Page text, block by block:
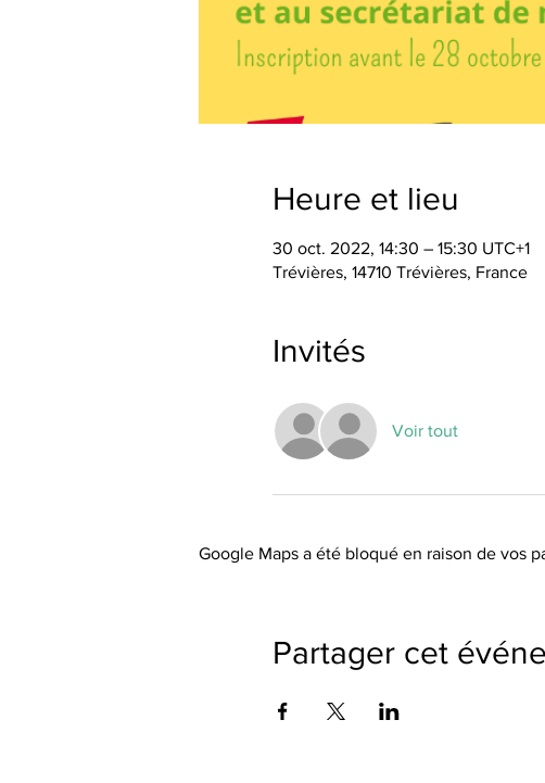
Heure et lieu
30 oct. 2022, 14:30 – 15:30 UTC+1
Trévières, 14710 Trévières, France
Invités
Voir tout
Google Maps a été bloqué en raison de vos
Partager cet